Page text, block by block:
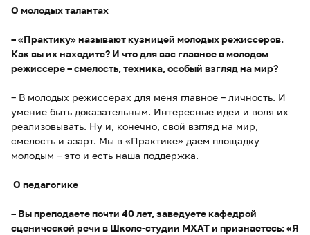
О молодых талантах
– «Практику» называют кузницей молодых режиссеров.
Как вы их находите? И что для вас главное в молодом
режиссере – смелость, техника, особый взгляд на мир?
– В молодых режиссерах для меня главное – личность. И
умение быть доказательным. Интересные идеи и воля их
реализовывать. Ну и, конечно, свой взгляд на мир,
смелость и азарт. Мы в «Практике» даем площадку
молодым – это и есть наша поддержка.
О педагогике
– Вы преподаете почти 40 лет, заведуете кафедрой
сценической речи в Школе-студии МХАТ и признаетесь: «Я